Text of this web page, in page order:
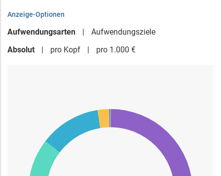
Anzeige-Optionen
Aufwendungsarten
Aufwendungsziele
Absolut
pro Kopf pro 1.000 €